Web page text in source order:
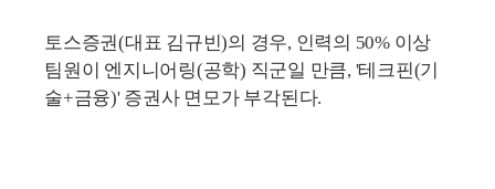
토스증권(대표 김규빈)의 경우, 인력의 50% 이상
팀원이 엔지니어링(공학) 직군일 만큼, '테크핀(기
술+금융)' 증권사 면모가 부각된다.